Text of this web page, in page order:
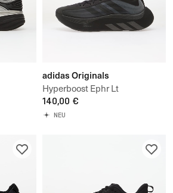
adidas Originals
Hyperboost Ephr Lt
140,00 €
NEU